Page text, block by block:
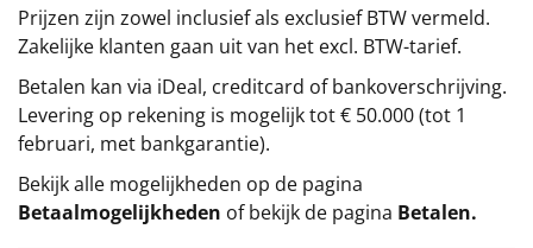
Prijzen zijn zowel inclusief als exclusief BTW vermeld.
Zakelijke klanten gaan uit van het excl. BTW-tarief.
Betalen kan via iDeal, creditcard of bankoverschrijving.
Levering op rekening is mogelijk tot € 50.000 (tot 1
februari, met bankgarantie).
Bekijk alle mogelijkheden op de pagina
Betaalmogelijkheden of bekijk de pagina Betalen.